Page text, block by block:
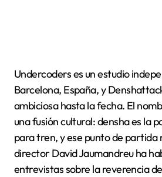
Undercoders es un estudio
Barcelona, España, y
ambiciosa hasta la fecha. El
una fusión cultural: densha es la
para tren, y ese punto de partida
director David Jaumandreu ha
entrevistas sobre la reverencia